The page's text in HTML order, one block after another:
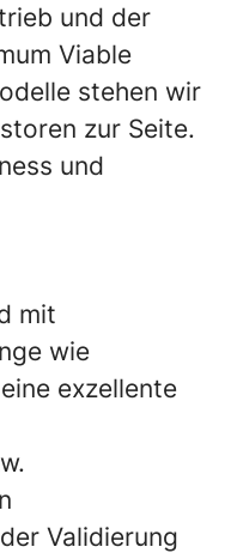
und der
Viable
stehen wir
zur Seite.
und
mit
wie
exzellente
Validierung